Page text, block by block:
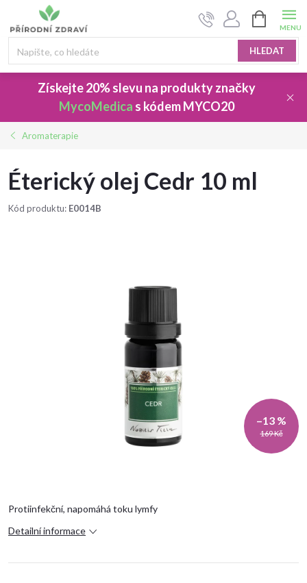
obsah
HLEDAT
KOŠÍK
Získejte 20% slevu na produkty značky
MycoMedica s kódemMYCO20
Aromaterapie
Éterický olej Cedr 10 ml
Kód produktu: E0014B
169 Kč
–13 %
Protiinfekční, napomáhá toku lymfy
Detailní informace